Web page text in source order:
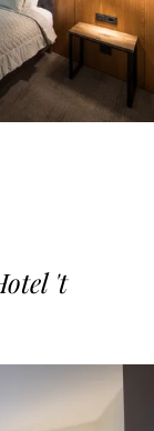
't